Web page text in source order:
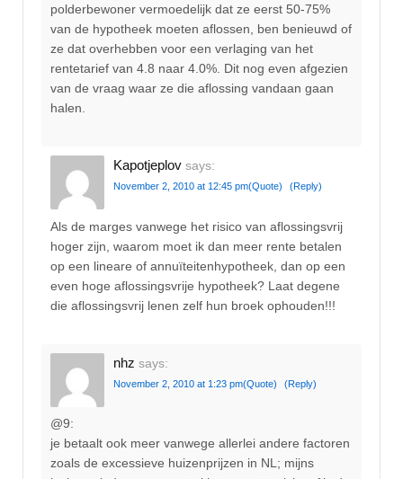
polderbewoner vermoedelijk dat ze eerst 50-75%
van de hypotheek moeten aflossen, ben benieuwd of
ze dat overhebben voor een verlaging van het
rentetarief van 4.8 naar 4.0%. Dit nog even afgezien
van de vraag waar ze die aflossing vandaan gaan
halen.
Kapotjeplov says:
November 2, 2010 at 12:45 pm(Quote) (Reply)
Als de marges vanwege het risico van aflossingsvrij
hoger zijn, waarom moet ik dan meer rente betalen
op een lineare of annuïteitenhypotheek, dan op een
even hoge aflossingsvrije hypotheek? Laat degene
die aflossingsvrij lenen zelf hun broek ophouden!!!
nhz says:
November 2, 2010 at 1:23 pm(Quote) (Reply)
@9:
je betaalt ook meer vanwege allerlei andere factoren
zoals de excessieve huizenprijzen in NL; mijns